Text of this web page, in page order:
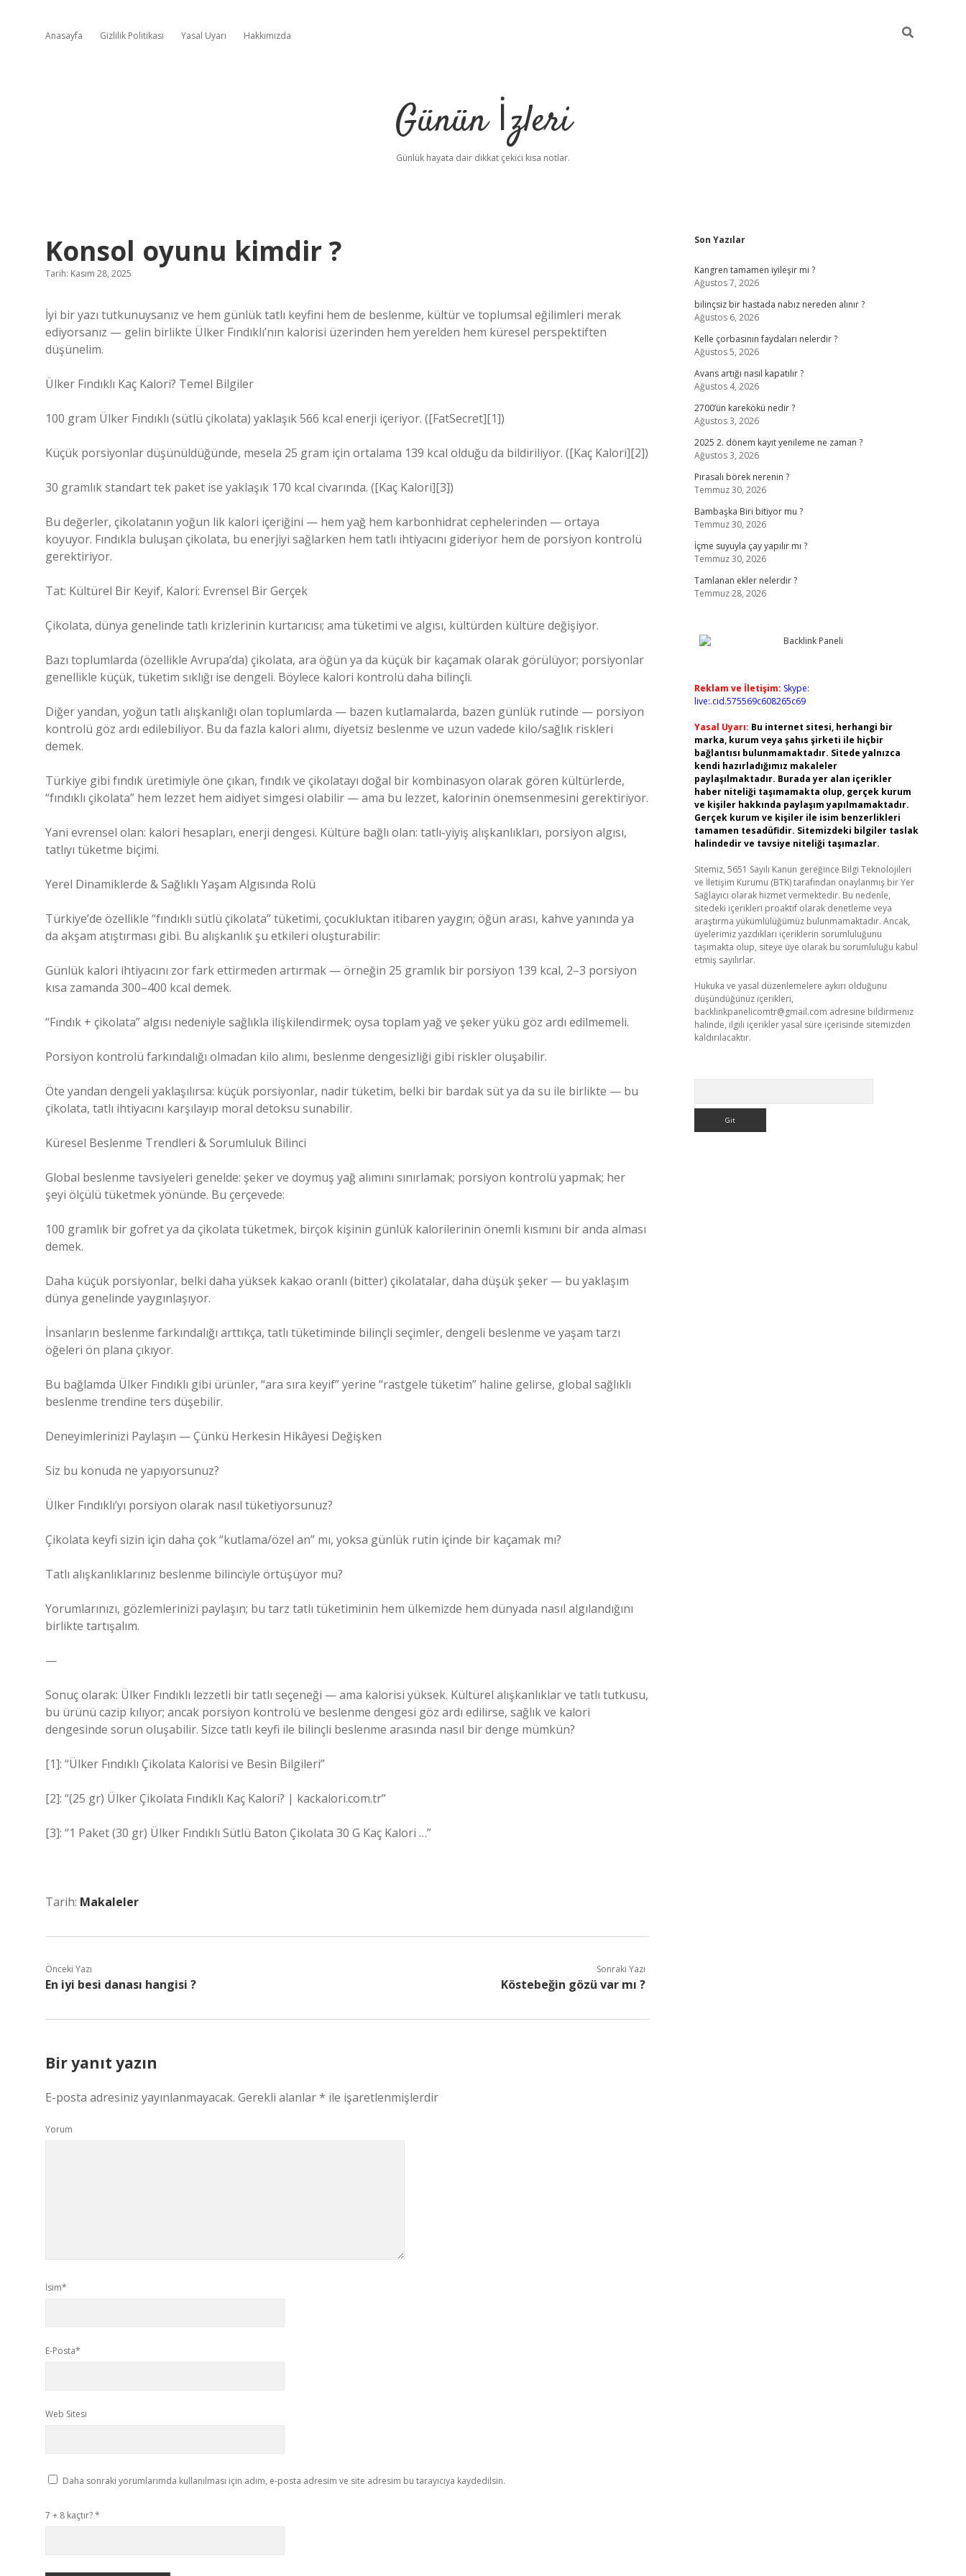
Anasayfa Gizlilik Politikası Yasal Uyarı Hakkımızda
Günün İzleri
Günlük hayata dair dikkat çekici kısa notlar.
Konsol oyunu kimdir ?
Tarih: Kasım 28, 2025
İyi bir yazı tutkunuysanız ve hem günlük tatlı keyfini hem de beslenme, kültür ve toplumsal eğilimleri merak
ediyorsanız — gelin birlikte Ülker Fındıklı’nın kalorisi üzerinden hem yerelden hem küresel perspektiften
düşünelim.
Ülker Fındıklı Kaç Kalori? Temel Bilgiler
100 gram Ülker Fındıklı (sütlü çikolata) yaklaşık 566 kcal enerji içeriyor. ([FatSecret][1])
Küçük porsiyonlar düşünüldüğünde, mesela 25 gram için ortalama 139 kcal olduğu da bildiriliyor. ([Kaç Kalori][2])
30 gramlık standart tek paket ise yaklaşık 170 kcal civarında. ([Kaç Kalori][3])
Bu değerler, çikolatanın yoğun lik kalori içeriğini — hem yağ hem karbonhidrat cephelerinden — ortaya
koyuyor. Fındıkla buluşan çikolata, bu enerjiyi sağlarken hem tatlı ihtiyacını gideriyor hem de porsiyon kontrolü
gerektiriyor.
Tat: Kültürel Bir Keyif, Kalori: Evrensel Bir Gerçek
Çikolata, dünya genelinde tatlı krizlerinin kurtarıcısı; ama tüketimi ve algısı, kültürden kültüre değişiyor.
Bazı toplumlarda (özellikle Avrupa’da) çikolata, ara öğün ya da küçük bir kaçamak olarak görülüyor; porsiyonlar
genellikle küçük, tüketim sıklığı ise dengeli. Böylece kalori kontrolü daha bilinçli.
Diğer yandan, yoğun tatlı alışkanlığı olan toplumlarda — bazen kutlamalarda, bazen günlük rutinde — porsiyon
kontrolü göz ardı edilebiliyor. Bu da fazla kalori alımı, diyetsiz beslenme ve uzun vadede kilo/sağlık riskleri
demek.
Türkiye gibi fındık üretimiyle öne çıkan, fındık ve çikolatayı doğal bir kombinasyon olarak gören kültürlerde,
“fındıklı çikolata” hem lezzet hem aidiyet simgesi olabilir — ama bu lezzet, kalorinin önemsenmesini gerektiriyor.
Yani evrensel olan: kalori hesapları, enerji dengesi. Kültüre bağlı olan: tatlı-yiyiş alışkanlıkları, porsiyon algısı,
tatlıyı tüketme biçimi.
Yerel Dinamiklerde & Sağlıklı Yaşam Algısında Rolü
Türkiye’de özellikle “fındıklı sütlü çikolata” tüketimi, çocukluktan itibaren yaygın; öğün arası, kahve yanında ya
da akşam atıştırması gibi. Bu alışkanlık şu etkileri oluşturabilir:
Günlük kalori ihtiyacını zor fark ettirmeden artırmak — örneğin 25 gramlık bir porsiyon 139 kcal, 2–3 porsiyon
kısa zamanda 300–400 kcal demek.
“Fındık + çikolata” algısı nedeniyle sağlıkla ilişkilendirmek; oysa toplam yağ ve şeker yükü göz ardı edilmemeli.
Porsiyon kontrolü farkındalığı olmadan kilo alımı, beslenme dengesizliği gibi riskler oluşabilir.
Öte yandan dengeli yaklaşılırsa: küçük porsiyonlar, nadir tüketim, belki bir bardak süt ya da su ile birlikte — bu
çikolata, tatlı ihtiyacını karşılayıp moral detoksu sunabilir.
Küresel Beslenme Trendleri & Sorumluluk Bilinci
Global beslenme tavsiyeleri genelde: şeker ve doymuş yağ alımını sınırlamak; porsiyon kontrolü yapmak; her
şeyi ölçülü tüketmek yönünde. Bu çerçevede:
100 gramlık bir gofret ya da çikolata tüketmek, birçok kişinin günlük kalorilerinin önemli kısmını bir anda alması
demek.
Daha küçük porsiyonlar, belki daha yüksek kakao oranlı (bitter) çikolatalar, daha düşük şeker — bu yaklaşım
dünya genelinde yaygınlaşıyor.
İnsanların beslenme farkındalığı arttıkça, tatlı tüketiminde bilinçli seçimler, dengeli beslenme ve yaşam tarzı
öğeleri ön plana çıkıyor.
Bu bağlamda Ülker Fındıklı gibi ürünler, “ara sıra keyif” yerine “rastgele tüketim” haline gelirse, global sağlıklı
beslenme trendine ters düşebilir.
Deneyimlerinizi Paylaşın — Çünkü Herkesin Hikâyesi Değişken
Siz bu konuda ne yapıyorsunuz?
Ülker Fındıklı’yı porsiyon olarak nasıl tüketiyorsunuz?
Çikolata keyfi sizin için daha çok “kutlama/özel an” mı, yoksa günlük rutin içinde bir kaçamak mı?
Tatlı alışkanlıklarınız beslenme bilinciyle örtüşüyor mu?
Yorumlarınızı, gözlemlerinizi paylaşın; bu tarz tatlı tüketiminin hem ülkemizde hem dünyada nasıl algılandığını
birlikte tartışalım.
—
Sonuç olarak: Ülker Fındıklı lezzetli bir tatlı seçeneği — ama kalorisi yüksek. Kültürel alışkanlıklar ve tatlı tutkusu,
bu ürünü cazip kılıyor; ancak porsiyon kontrolü ve beslenme dengesi göz ardı edilirse, sağlık ve kalori
dengesinde sorun oluşabilir. Sizce tatlı keyfi ile bilinçli beslenme arasında nasıl bir denge mümkün?
[1]: “Ülker Fındıklı Çikolata Kalorisi ve Besin Bilgileri”
[2]: “(25 gr) Ülker Çikolata Fındıklı Kaç Kalori? | kackalori.com.tr”
[3]: “1 Paket (30 gr) Ülker Fındıklı Sütlü Baton Çikolata 30 G Kaç Kalori …”
Tarih: Makaleler
Önceki Yazı
En iyi besi danası hangisi ?
Sonraki Yazı
Köstebeğin gözü var mı ?
Bir yanıt yazın
E-posta adresiniz yayınlanmayacak. Gerekli alanlar* ile işaretlenmişlerdir
Yorum
İsim*
E-Posta*
Web Sitesi
Daha sonraki yorumlarımda kullanılması için adım, e-posta adresim ve site adresim bu tarayıcıya kaydedilsin.
7 + 8 kaçtır?*
Sidebar
Son Yazılar
Kangren tamamen iyileşir mi ?
Ağustos 7, 2026
bilinçsiz bir hastada nabız nereden alınır ?
Ağustos 6, 2026
Kelle çorbasının faydaları nelerdir ?
Ağustos 5, 2026
Avans artığı nasıl kapatılır ?
Ağustos 4, 2026
2700’ün karekökü nedir ?
Ağustos 3, 2026
2025 2. dönem kayıt yenileme ne zaman ?
Ağustos 3, 2026
Pırasalı börek nerenin ?
Temmuz 30, 2026
Bambaşka Biri bitiyor mu ?
Temmuz 30, 2026
İçme suyuyla çay yapılır mı ?
Temmuz 30, 2026
Tamlanan ekler nelerdir ?
Temmuz 28, 2026
Reklam ve İletişim: Skype:
live:.cid.575569c608265c69
Yasal Uyarı: Bu internet sitesi, herhangi bir
marka, kurum veya şahıs şirketi ile hiçbir
bağlantısı bulunmamaktadır. Sitede yalnızca
kendi hazırladığımız makaleler
paylaşılmaktadır. Burada yer alan içerikler
haber niteliği taşımamakta olup, gerçek kurum
ve kişiler hakkında paylaşım yapılmamaktadır.
Gerçek kurum ve kişiler ile isim benzerlikleri
tamamen tesadüfidir. Sitemizdeki bilgiler taslak
halindedir ve tavsiye niteliği taşımazlar.
Sitemiz, 5651 Sayılı Kanun gereğince Bilgi Teknolojileri
ve İletişim Kurumu (BTK) tarafından onaylanmış bir Yer
Sağlayıcı olarak hizmet vermektedir. Bu nedenle,
sitedeki içerikleri proaktif olarak denetleme veya
araştırma yükümlülüğümüz bulunmamaktadır. Ancak,
üyelerimiz yazdıkları içeriklerin sorumluluğunu
taşımakta olup, siteye üye olarak bu sorumluluğu kabul
etmiş sayılırlar.
Hukuka ve yasal düzenlemelere aykırı olduğunu
düşündüğünüz içerikleri,
backlinkpanelicomtr@gmail.com adresine bildirmeniz
halinde, ilgili içerikler yasal süre içerisinde sitemizden
kaldırılacaktır.